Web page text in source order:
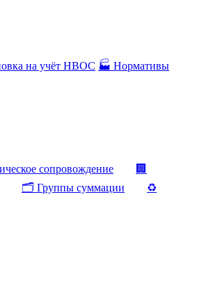
на учёт НВОС 🏭 Нормативы
сопровождение
🏢
🗂️ Группы суммации
♻️